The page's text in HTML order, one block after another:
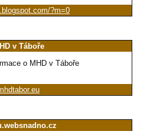
?m=0
v Táboře
o MHD v Táboře